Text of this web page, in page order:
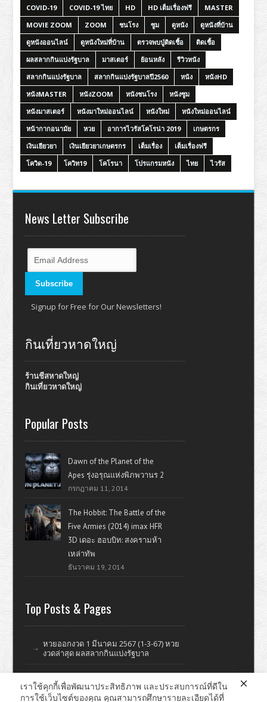
COVID-19 COVID-19 ไทย HD HD เต็มเรื่องฟรี
MASTER
MOVIE ZOOM
ZOOM ชนโรง ซูม ดูหนัง
ดูหนังที่บ้าน
ดูหนังออนไลน์
ดูหนังใหม่ที่บ้าน ตรวจพบปู่ติดเชื้อ
ติดเชื้อ
ผลสลากกินแบ่งรัฐบาล
มาสเตอร์ ย้อนหลัง
รีวิวหนัง
สลากกินแบ่งรัฐบาล
สลากกินแบ่งรัฐบาลปี2560 หนัง
หนังHD
หนังMASTER
หนังZOOM หนังชนโรง
หนังซูม
หนังมาสเตอร์
หนังมาใหม่ออนไลน์ หนังใหม่
หนังใหม่ออนไลน์
หน้ากากอนามัย
หวย อาการไวรัสโคโรน่า 2019
เกษตรกร
เงินเยียวยา
เงินเยียวยาเกษตรกร เต็มเรื่อง
เต็มเรื่องฟรี
โควิด-19
โควิท19 โคโรนา โปรแกรมหนัง ไทย ไวรัส
News Letter Subscribe
Signup for Free for Our Newsletters!
กินเที่ยวหาดใหญ่
ร้านชีสหาดใหญ่
กินเที่ยวหาดใหญ่
Popular Posts
Dawn of the Planet of the
Apes รุ่งอรุณแห่งพิภพวานร 2
กรกฎาคม 11, 2014
The Hobbit: The Battle of the
Five Armies (2014) imax HFR
3D เดอะ ฮอบบิท: สงครามห้า
เหล่าทัพ
ธันวาคม 19, 2014
Top Posts & Pages
หวยออกงวด 1 มีนาคม 2567 (1-3-67) หวย
งวดล่าสุด ผลสลากกินแบ่งรัฐบาล
ดูหนังออนไลน์ หนังใหม่ แรงบันดาลใจ ไอที รีวิววิจารณ์หนังมั่วๆ
เราใช้คุกกี้เพื่อพัฒนาประสิทธิภาพ และประสบการณ์ที่ดีใน
การใช้เว็บไซต์ของคุณ คุณสามารถศึกษารายละเอียดได้ที่